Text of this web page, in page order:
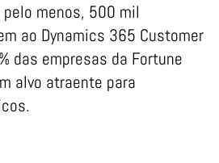
menos, 500 mil
ao Dynamics 365 Customer
das empresas da Fortune
alvo atraente para